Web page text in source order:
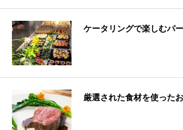
ケータリングで楽しむパ
厳選された食材を使った